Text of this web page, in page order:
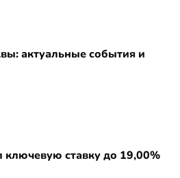
актуальные события и
ключевую ставку до 19,00%